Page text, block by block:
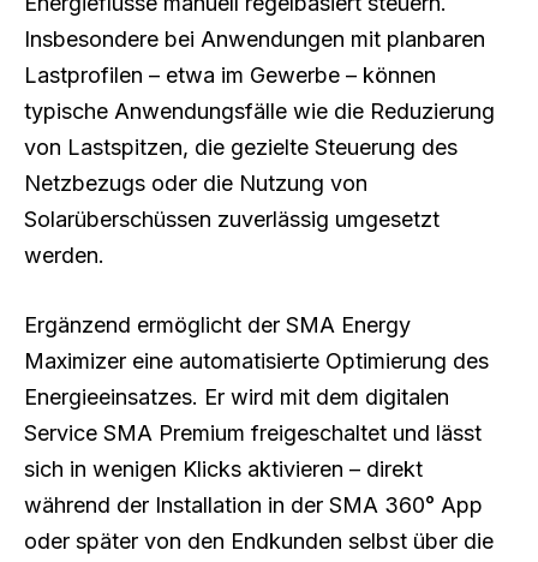
Insbesondere bei Anwendungen mit planbaren
Lastprofilen – etwa im Gewerbe – können
typische Anwendungsfälle wie die Reduzierung
von Lastspitzen, die gezielte Steuerung des
Netzbezugs oder die Nutzung von
Solarüberschüssen zuverlässig umgesetzt
werden.
Ergänzend ermöglicht der SMA Energy
Maximizer eine automatisierte Optimierung des
Energieeinsatzes. Er wird mit dem digitalen
Service SMA Premium freigeschaltet und lässt
sich in wenigen Klicks aktivieren – direkt
während der Installation in der SMA 360° App
oder später von den Endkunden selbst über die